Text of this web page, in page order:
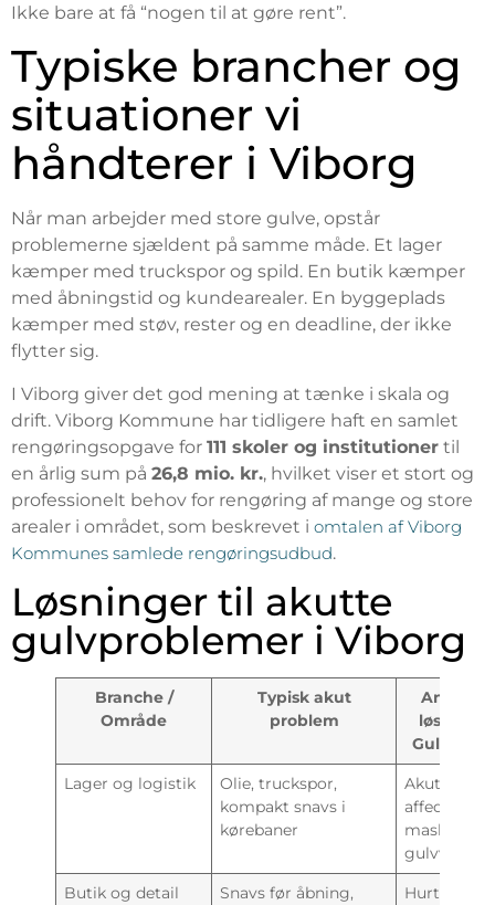
Ikke bare at få “nogen til at gøre rent”.
Typiske brancher og
situationer vi
håndterer i Viborg
Når man arbejder med store gulve, opstår
problemerne sjældent på samme måde. Et lager
kæmper med truckspor og spild. En butik kæmper
med åbningstid og kundearealer. En byggeplads
kæmper med støv, rester og en deadline, der ikke
flytter sig.
I Viborg giver det god mening at tænke i skala og
drift. Viborg Kommune har tidligere haft en samlet
rengøringsopgave for 111 skoler og institutioner til
en årlig sum på 26,8 mio. kr., hvilket viser et stort og
professionelt behov for rengøring af mange og store
arealer i området, som beskrevet i omtalen af Viborg
Kommunes samlede rengøringsudbud.
Løsninger til akutte
gulvproblemer i Viborg
Branche /
Område
Typisk akut
problem
løsning
Lager og logistik
Olie, truckspor,
kompakt snavs i
kørebaner
Akut
affedtning
maskinel
gulvvask
Butik og detail
Snavs før åbning,
Hurtig